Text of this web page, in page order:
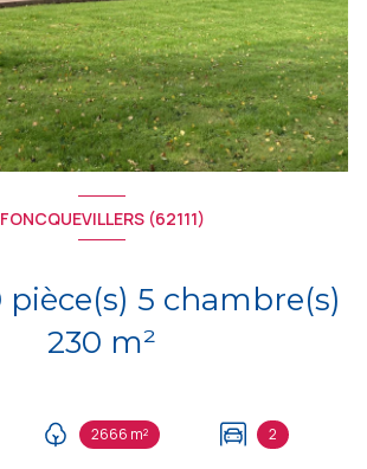
FONCQUEVILLERS (62111)
230 m²
2666 m² 2